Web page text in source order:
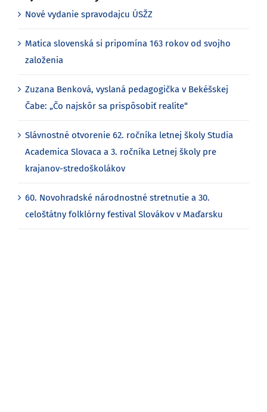
Nové vydanie spravodajcu ÚSŽZ
Matica slovenská si pripomína 163 rokov od svojho
založenia
Zuzana Benková, vyslaná pedagogička v Bekéšskej
Čabe: „Čo najskôr sa prispôsobiť realite“
Slávnostné otvorenie 62. ročníka letnej školy Studia
Academica Slovaca a 3. ročníka Letnej školy pre
krajanov-stredoškolákov
60. Novohradské národnostné stretnutie a 30.
celoštátny folklórny festival Slovákov v Maďarsku